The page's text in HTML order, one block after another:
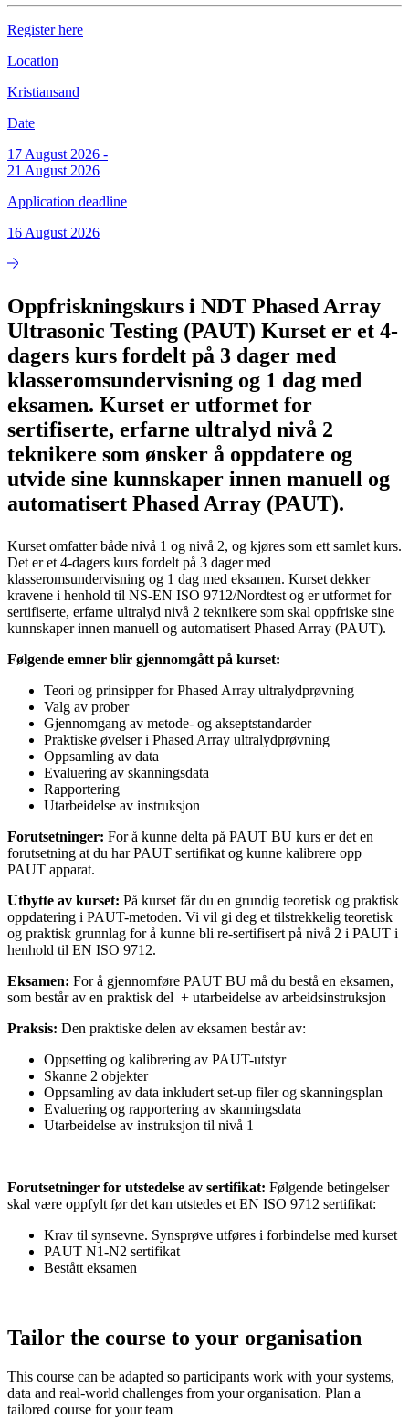
Register here
Location
Kristiansand
Date
17 August 2026 -
21 August 2026
Application deadline
16 August 2026
Oppfriskningskurs i NDT Phased Array
Ultrasonic Testing (PAUT) Kurset er et 4-
dagers kurs fordelt på 3 dager med
klasseromsundervisning og 1 dag med
eksamen. Kurset er utformet for
sertifiserte, erfarne ultralyd nivå 2
teknikere som ønsker å oppdatere og
utvide sine kunnskaper innen manuell og
automatisert Phased Array (PAUT).
Kurset omfatter både nivå 1 og nivå 2, og kjøres som ett samlet kurs.
Det er et 4-dagers kurs fordelt på 3 dager med
klasseromsundervisning og 1 dag med eksamen. Kurset dekker
kravene i henhold til NS-EN ISO 9712/Nordtest og er utformet for
sertifiserte, erfarne ultralyd nivå 2 teknikere som skal oppfriske sine
kunnskaper innen manuell og automatisert Phased Array (PAUT).
Følgende emner blir gjennomgått på kurset:
Teori og prinsipper for Phased Array ultralydprøvning
Valg av prober
Gjennomgang av metode- og akseptstandarder
Praktiske øvelser i Phased Array ultralydprøvning
Oppsamling av data
Evaluering av skanningsdata
Rapportering
Utarbeidelse av instruksjon
Forutsetninger: For å kunne delta på PAUT BU kurs er det en
forutsetning at du har PAUT sertifikat og kunne kalibrere opp
PAUT apparat.
Utbytte av kurset: På kurset får du en grundig teoretisk og praktisk
oppdatering i PAUT-metoden. Vi vil gi deg et tilstrekkelig teoretisk
og praktisk grunnlag for å kunne bli re-sertifisert på nivå 2 i PAUT i
henhold til EN ISO 9712.
Eksamen: For å gjennomføre PAUT BU må du bestå en eksamen,
som består av en praktisk del + utarbeidelse av arbeidsinstruksjon
Praksis: Den praktiske delen av eksamen består av:
Oppsetting og kalibrering av PAUT-utstyr
Skanne 2 objekter
Oppsamling av data inkludert set-up filer og skanningsplan
Evaluering og rapportering av skanningsdata
Utarbeidelse av instruksjon til nivå 1
Forutsetninger for utstedelse av sertifikat: Følgende betingelser
skal være oppfylt før det kan utstedes et EN ISO 9712 sertifikat:
Krav til synsevne. Synsprøve utføres i forbindelse med kurset
PAUT N1-N2 sertifikat
Bestått eksamen
Tailor the course to your organisation
This course can be adapted so participants work with your systems,
data and real-world challenges from your organisation. Plan a
tailored course for your team